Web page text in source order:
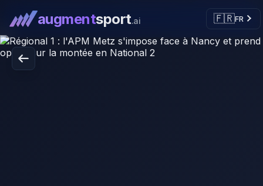
augmentsport.ai 🇫🇷FR